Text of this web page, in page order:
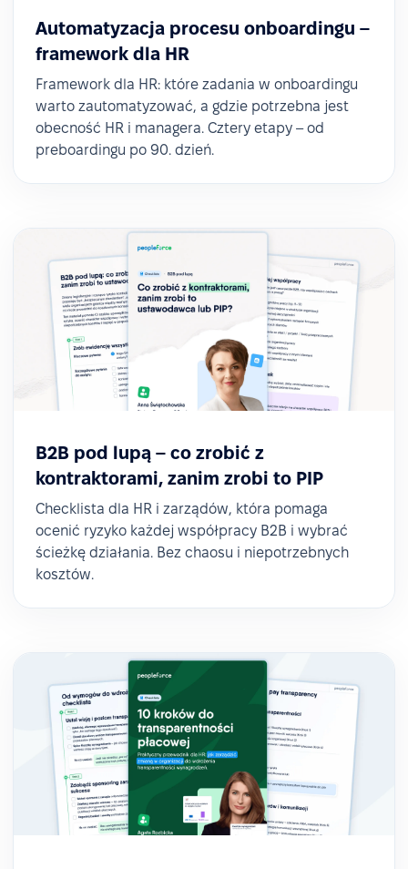
Automatyzacja procesu onboardingu –
framework dla HR
Framework dla HR: które zadania w onboardingu
warto zautomatyzować, a gdzie potrzebna jest
obecność HR i managera. Cztery etapy – od
preboardingu po 90. dzień.
B2B pod lupą – co zrobić z
kontraktorami, zanim zrobi to PIP
Checklista dla HR i zarządów, która pomaga
ocenić ryzyko każdej współpracy B2B i wybrać
ścieżkę działania. Bez chaosu i niepotrzebnych
kosztów.